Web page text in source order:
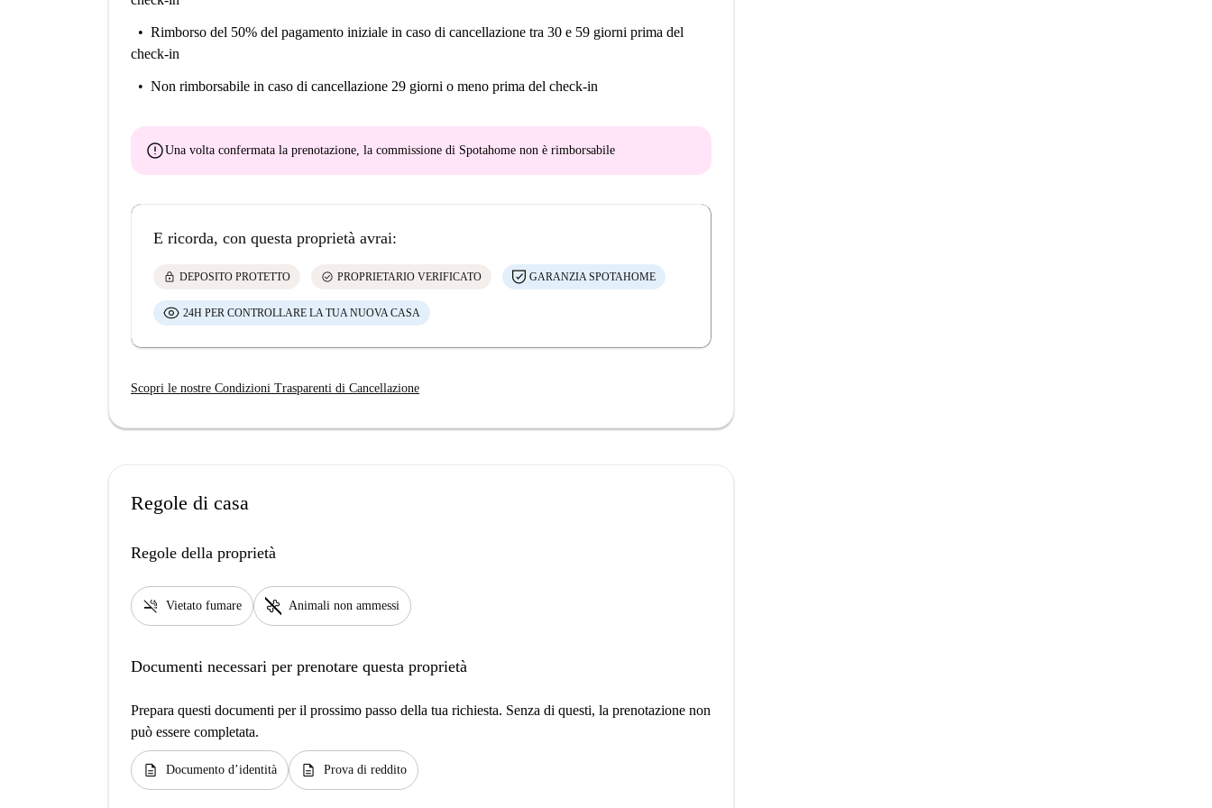
Rimborso del 50% del pagamento iniziale in caso di cancellazione tra 30 e 59 giorni prima del
check-in
Non rimborsabile in caso di cancellazione 29 giorni o meno prima del check-in
errorUna volta confermata la prenotazione, la commissione di Spotahome non è rimborsabile
E ricorda, con questa proprietà avrai:
lock DEPOSITO PROTETTO check_circle PROPRIETARIO VERIFICATO GARANZIA SPOTAHOME
24H PER CONTROLLARE LA TUA NUOVA CASA
Scopri le nostre Condizioni Trasparenti di Cancellazione
Regole di casa
Regole della proprietà
smoke_free Vietato fumare pet_supplies Animali non ammessi
Documenti necessari per prenotare questa proprietà
Prepara questi documenti per il prossimo passo della tua richiesta. Senza di questi, la prenotazione non
può essere completata.
description Documento d’identità description Prova di reddito